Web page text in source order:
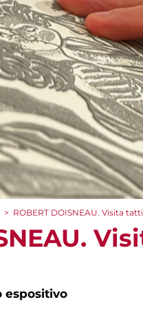
> ROBERT DOISNEAU. Visita
espositivo